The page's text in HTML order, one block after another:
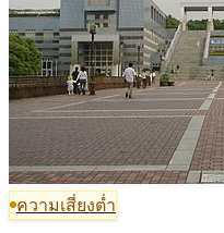
ความเสี่ยงต่ำ